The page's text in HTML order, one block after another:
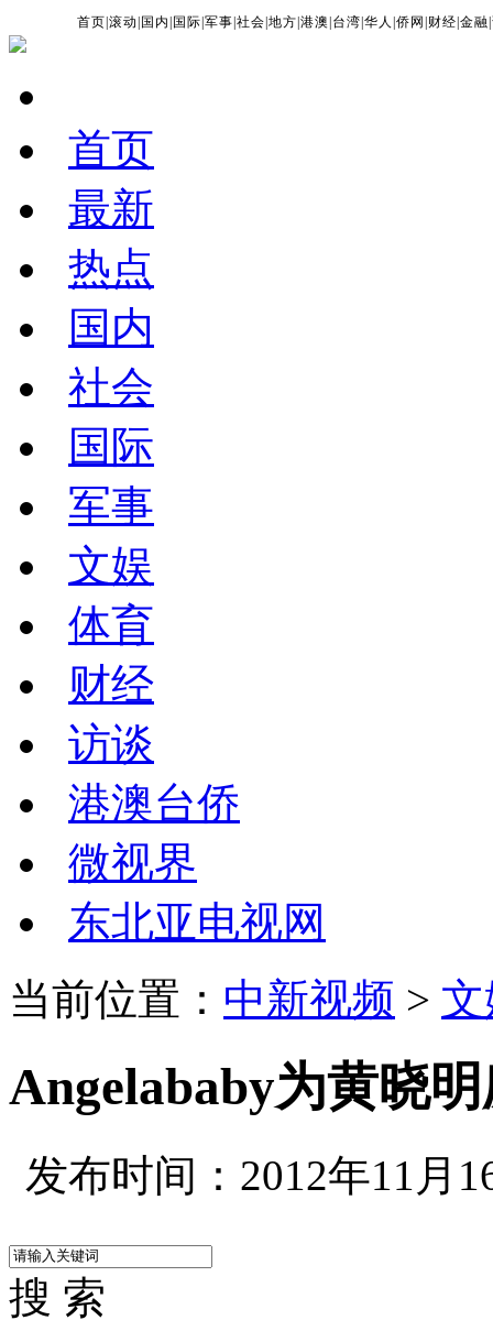
首页 |滚动 国内 国际 |军事 |社会 |地方 |港澳 台湾 |华人 |侨网 财经 |金融 |
首页
最新
热点
国内
社会
国际
军事
文娱
体育
财经
访谈
港澳台侨
微视界
东北亚电视网
当前位置： 中新视频 >
Angelababy为黄晓
发布时间：2012年11月
搜 索